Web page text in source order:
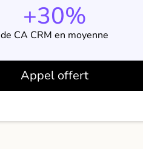
+30%
de CA CRM en moyenne
Appel offert